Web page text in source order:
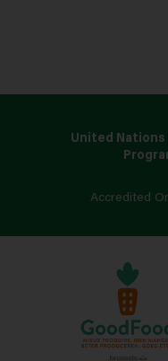
United Nations
Accredited